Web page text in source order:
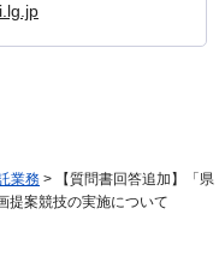
業務 > 【質問書回答追加】「県
提案競技の実施について